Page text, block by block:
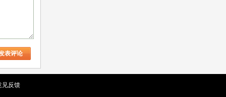
见反馈